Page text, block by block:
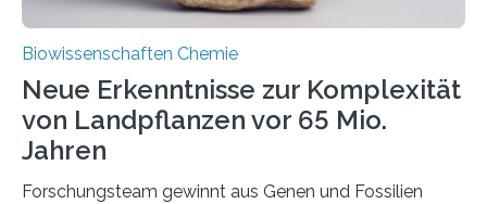
Biowissenschaften Chemie
Neue Erkenntnisse zur Komplexität
von Landpflanzen vor 65 Mio.
Jahren
Forschungsteam gewinnt aus Genen und Fossilien